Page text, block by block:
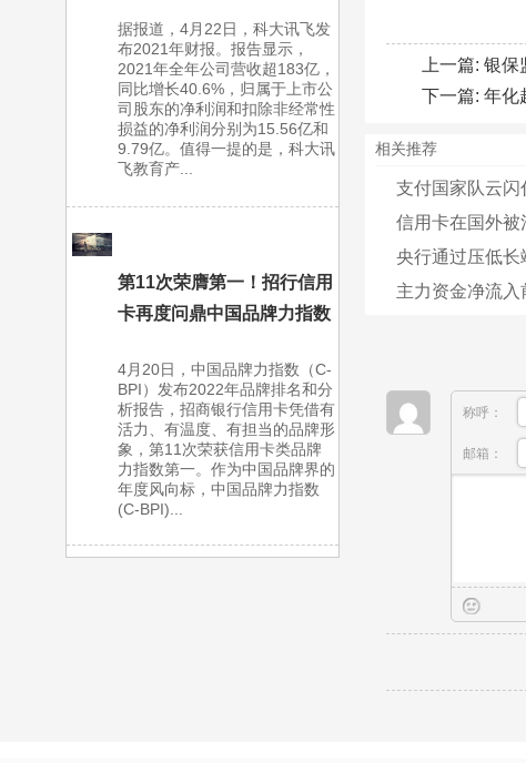
据报道，4月22日，科大讯飞发
布2021年财报。报告显示，
2021年全年公司营收超183亿，
同比增长40.6%，归属于上市公
司股东的净利润和扣除非经常性
损益的净利润分别为15.56亿和
9.79亿。值得一提的是，科大讯
飞教育产...
第11次荣膺第一！招行信用
卡再度问鼎中国品牌力指数
4月20日，中国品牌力指数（C-
BPI）发布2022年品牌排名和分
析报告，招商银行信用卡凭借有
活力、有温度、有担当的品牌形
象，第11次荣获信用卡类品牌
力指数第一。作为中国品牌界的
年度风向标，中国品牌力指数
(C-BPI)...
上一篇: 银保
下一篇: 年化
相关推荐
支付国家队云闪
信用卡在国外被
央行通过压低长
主力资金净流
称呼：
邮箱：